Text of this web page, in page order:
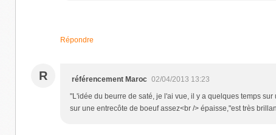
Répondre
R référencement Maroc 02/04/2013 13:23
"L'idée du beurre de saté, je l'ai vue, il y a quelques temps
sur une entrecôte de boeuf assez<br /> épaisse,"est très